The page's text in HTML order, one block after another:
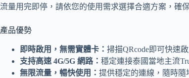
流量用完即停，請依您的使用需求選擇合適方案，確
產品優勢
即時啟用，無需實體卡： 掃描QRcode即可快速
支持高速 4G/5G 網路： 穩定連接泰國當地主流
無限流量，暢快使用： 提供穩定的連線，隨時隨